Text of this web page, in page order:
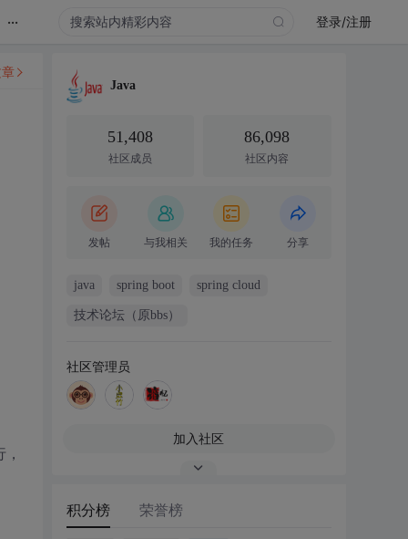
... 登录/注册
Java
51,408
社区成员
86,098
社区内容
发帖 与我相关 我的任务 分享
java spring boot spring cloud
技术论坛（原bbs）
社区管理员
加入社区
积分榜 荣誉榜